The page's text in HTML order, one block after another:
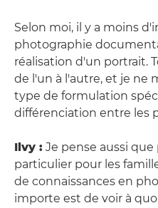
Selon moi, il y a moins
photographie
réalisation d'un portrait.
de l'un à l'autre, et je ne
type de formulation
différenciation entre les
Ilvy : Je pense aussi
particulier pour les
de connaissances en
importe est de voir à